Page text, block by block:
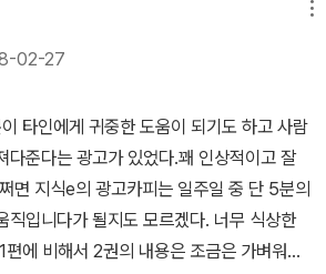
찾는 법을 알려준다. 직접적으로 행동의 필
는 않았지만, 행동표출의 힘을 보여줌으로
려 주었다고 해야할까? 뉴미디어로 소통하
모여 시민의 생각을 보여주자는 정도?!
태평로 1가'는 무기력해가는 현대 대한민
한 불만을 어떻게 표출해야하는 지 보여준
게 떠들어봤자 사회지도층들은 그 불만을그
이 답글 달며 대꾸할 필요가 없기 때문이다.
겉으로 표출되는 뭔가가 더 필요하다. 200
물을 받아내는 것은피가 아닌눈물슬플 때
담을 주는 스트레스 호르몬을시원하게 몸
한다.'눈물은 몇몇 세균들을 1시간에 9
를 죽인다.'-40쪽명왕성을 계속 행성으
준의 다른 행성체들과의 형평을 고려 태양계
한다는 딜레마까지 안고 있던 천문학계는
다. 그러나 미항공우주국의 데
소행성으로 분류하지 않고 있다. 유럽에
학자들은 지금도 명왕성의 지위를 둘러싼
02-27
타인에게 귀중한 도움이 되기도 하고 사람
다준다는 광고가 있었다.꽤 인상적이고 잘
면 지식e의 광고카피는 일주일 중 단 5분의
직입니다가 될지도 모르겠다. 너무 식상한
에 비해서 2권의 내용은 조금은 가벼워지